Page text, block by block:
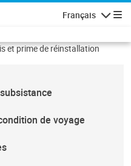
Français
et prime de réinstallation
de voyage